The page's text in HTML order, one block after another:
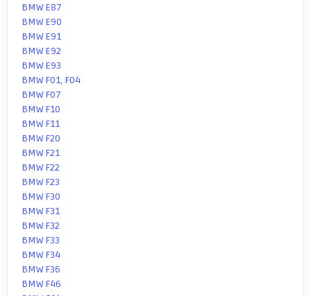
BMW E87
BMW E90
BMW E91
BMW E92
BMW E93
BMW F01, F04
BMW F07
BMW F10
BMW F11
BMW F20
BMW F21
BMW F22
BMW F23
BMW F30
BMW F31
BMW F32
BMW F33
BMW F34
BMW F36
BMW F46